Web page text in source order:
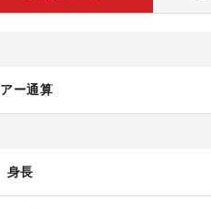
ー通算
身長